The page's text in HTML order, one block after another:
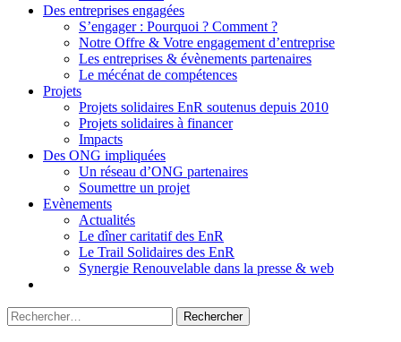
Des entreprises engagées
S’engager : Pourquoi ? Comment ?
Notre Offre & Votre engagement d’entreprise
Les entreprises & évènements partenaires
Le mécénat de compétences
Projets
Projets solidaires EnR soutenus depuis 2010
Projets solidaires à financer
Impacts
Des ONG impliquées
Un réseau d’ONG partenaires
Soumettre un projet
Evènements
Actualités
Le dîner caritatif des EnR
Le Trail Solidaires des EnR
Synergie Renouvelable dans la presse & web
Rechercher :